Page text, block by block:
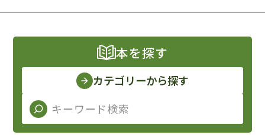
本を探す
カテゴリーから探す